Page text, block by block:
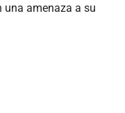
amenaza a su